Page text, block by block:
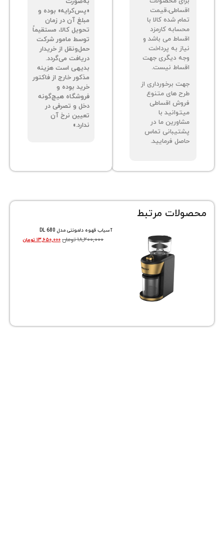
شده کالا با
می باشد و
به پرداخت
دیگری جهت
برخورداری از
های متنوع
تماس
«پس‌کرایه» بوده و
مبلغ آن در زمان
تحویل کالا، مستقیماً
توسط مامور شرکت
حمل‌ونقل از خریدار
دریافت می‌گردد.
بدیهی است هزینه
مذکور خارج از فاکتور
فروشگاه هیچ‌گونه
دخل و تصرفی در
مرتبط
آسیاب قهوه دلمونتی مدل DL 680
تومان ۱۳,۶۵۰,۰۰۰ تومان